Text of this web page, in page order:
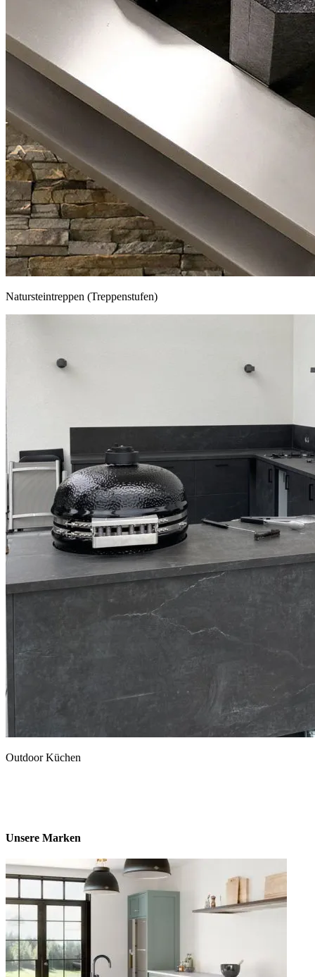
Natursteintreppen (Treppenstufen)
Outdoor Küchen
Unsere Marken